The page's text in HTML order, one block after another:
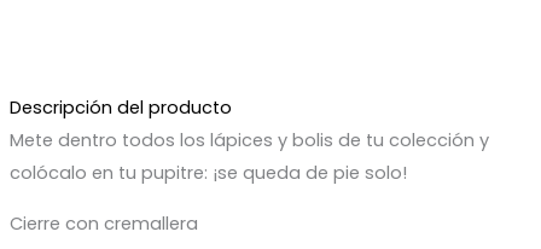
Descripción del producto
Mete dentro todos los lápices y bolis de tu colección y
colócalo en tu pupitre: ¡se queda de pie solo!
Cierre con cremallera